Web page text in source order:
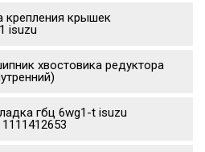
крепления крышек
isuzu
хвостовика редуктора
гбц 6wg1-t isuzu